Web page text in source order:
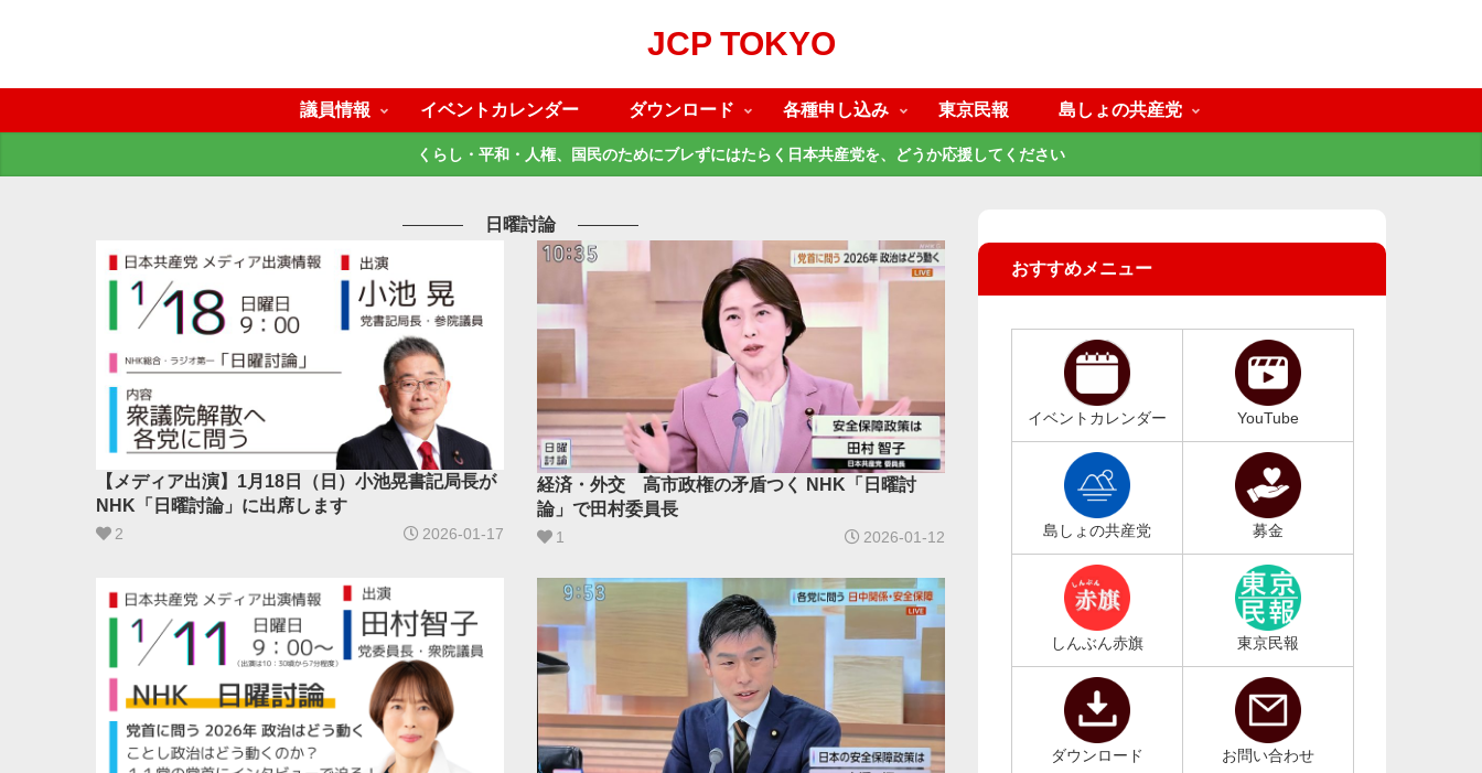
JCP TOKYO
議員情報 イベントカレンダー ダウンロード 各種申し込み 東京民報 島しょの共産党
くらし・平和・人権、国民のためにブレずにはたらく日本共産党を、どうか応援してください
日曜討論
【メディア出演】1月18日（日）小池晃書記局長が
NHK「日曜討論」に出席します
2 2026-01-17
経済・外交 高市政権の矛盾つく NHK「日曜討
論」で田村委員長
1 2026-01-12
おすすめメニュー
イベントカレンダー YouTube
島しょの共産党 募金
しんぶん赤旗 東京民報
ダウンロード お問い合わせ